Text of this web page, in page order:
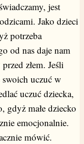
jest
Jako dzieci
potrzeba
od nas daje nam
złem. Jeśli
uczuć w
uczuć dziecka,
gdyż małe dziecko
emocjonalnie.
mówić.